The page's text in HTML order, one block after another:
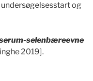
og
selenbæreevne
2019].